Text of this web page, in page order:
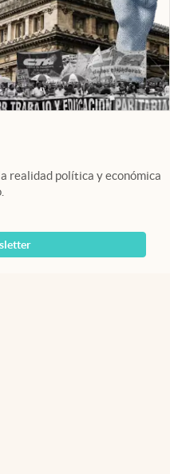
realidad política y económica